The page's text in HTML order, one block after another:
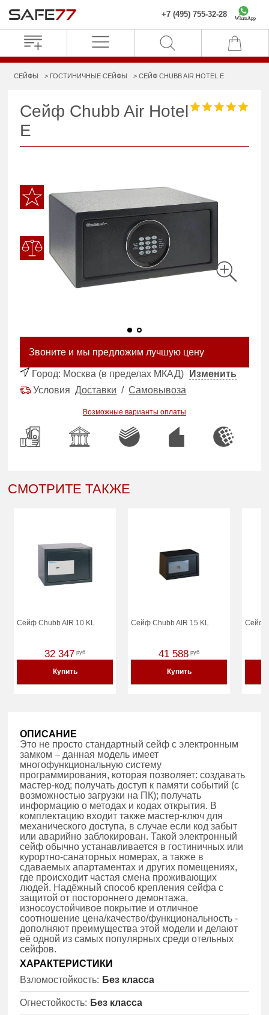
+7 (495) 755-32-28 WhatsApp
СЕЙФЫ ГОСТИНИЧНЫЕ СЕЙФЫ СЕЙФ CHUBB AIR HOTEL E
Сейф Chubb Air Hotel
E
Звоните и мы предложим лучшую цену
Город: Москва (в пределах МКАД)
Изменить
УсловияДоставки /Самовывоза
Возможные варианты оплаты
СМОТРИТЕ ТАКЖЕ
Сейф Chubb AIR 10 KL
32 347 руб
Купить
Сейф Chubb AIR 15 KL
41 588 руб
Купить
Сейф
ОПИСАНИЕ
Это не просто стандартный сейф с электронным
замком – данная модель имеет
многофункциональную систему
программирования, которая позволяет: создавать
мастер-код; получать доступ к памяти событий (с
возможностью загрузки на ПК); получать
информацию о методах и кодах открытия. В
комплектацию входит также мастер-ключ для
механического доступа, в случае если код забыт
или аварийно заблокирован. Такой электронный
сейф обычно устанавливается в гостиничных или
курортно-санаторных номерах, а также в
сдаваемых апартаментах и других помещениях,
где происходит частая смена проживающих
людей. Надёжный способ крепления сейфа с
защитой от постороннего демонтажа,
износоустойчивое покрытие и отличное
соотношение цена/качество/функциональность -
дополняют преимущества этой модели и делают
её одной из самых популярных среди отельных
сейфов.
ХАРАКТЕРИСТИКИ
Взломостойкость: Без класса
Огнестойкость: Без класса